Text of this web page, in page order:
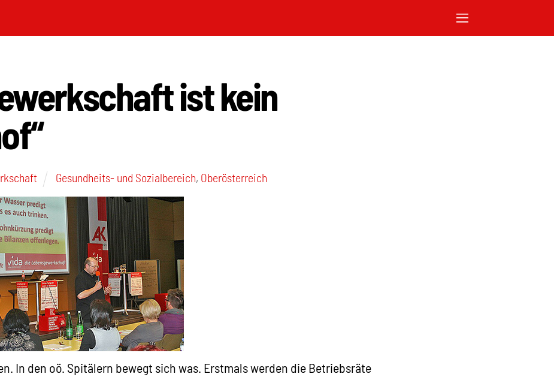
ist kein
Gesundheits- und Sozialbereich, Oberösterreich
In den oö. Spitälern bewegt sich was. Erstmals werden die Betriebsräte